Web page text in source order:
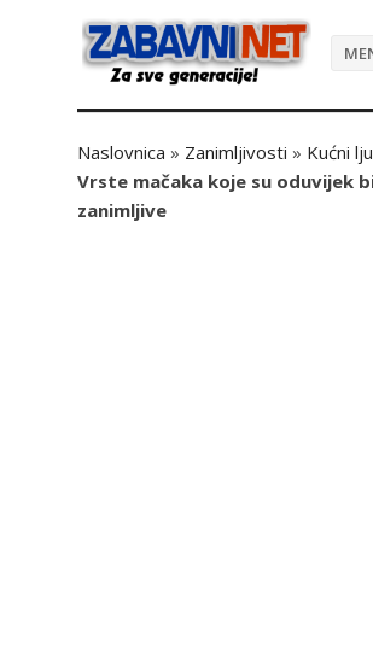
Naslovnica » Zanimljivosti » Kućni
Vrste mačaka koje su oduvijek
zanimljive